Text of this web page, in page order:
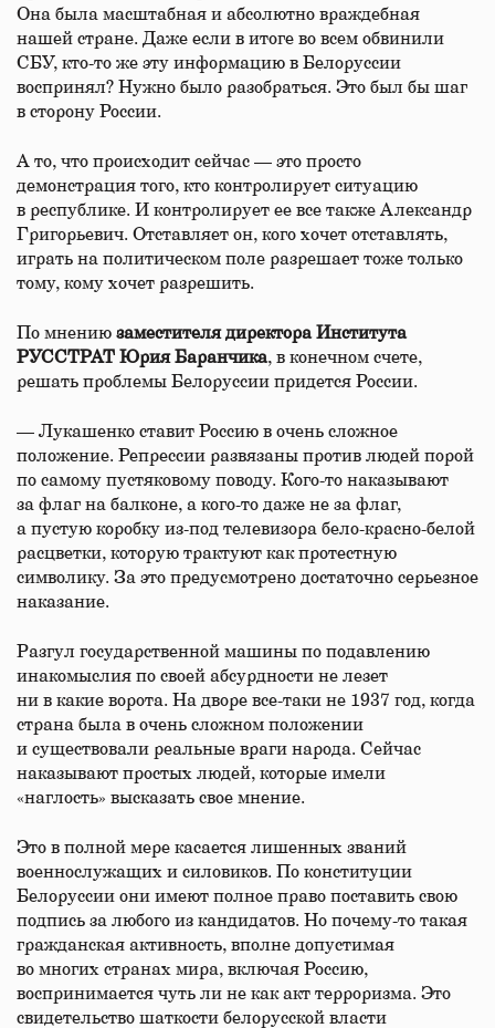
Она была масштабная и абсолютно враждебная
нашей стране. Даже если в итоге во всем обвинили
СБУ, кто-то же эту информацию в Белоруссии
воспринял? Нужно было разобраться. Это был бы шаг
в сторону России.
А то, что происходит сейчас — это просто
демонстрация того, кто контролирует ситуацию
в республике. И контролирует ее все также Александр
Григорьевич. Отставляет он, кого хочет отставлять,
играть на политическом поле разрешает тоже только
тому, кому хочет разрешить.
По мнению заместителя директора Института
РУССТРАТ Юрия Баранчика, в конечном счете,
решать проблемы Белоруссии придется России.
— Лукашенко ставит Россию в очень сложное
положение. Репрессии развязаны против людей порой
по самому пустяковому поводу. Кого-то наказывают
за флаг на балконе, а кого-то даже не за флаг,
а пустую коробку из-под телевизора бело-красно-белой
расцветки, которую трактуют как протестную
символику. За это предусмотрено достаточно серьезное
наказание.
Разгул государственной машины по подавлению
инакомыслия по своей абсурдности не лезет
ни в какие ворота. На дворе все-таки не 1937 год, когда
страна была в очень сложном положении
и существовали реальные враги народа. Сейчас
наказывают простых людей, которые имели
«наглость» высказать свое мнение.
Это в полной мере касается лишенных званий
военнослужащих и силовиков. По конституции
Белоруссии они имеют полное право поставить свою
подпись за любого из кандидатов. Но почему-то такая
гражданская активность, вполне допустимая
во многих странах мира, включая Россию,
воспринимается чуть ли не как акт терроризма. Это
свидетельство шаткости белорусской власти